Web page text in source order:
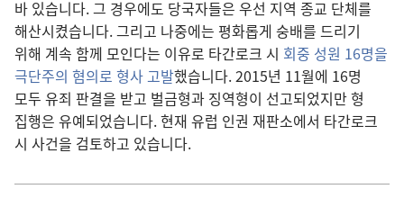
바 있습니다. 그 경우에도 당국자들은 우선 지역 종교 단체를
해산시켰습니다. 그리고 나중에는 평화롭게 숭배를 드리기
위해 계속 함께 모인다는 이유로 타간로크 시 회중 성원 16명을
극단주의 혐의로 형사 고발했습니다. 2015년 11월에 16명
모두 유죄 판결을 받고 벌금형과 징역형이 선고되었지만 형
집행은 유예되었습니다. 현재 유럽 인권 재판소에서 타간로크
시 사건을 검토하고 있습니다.